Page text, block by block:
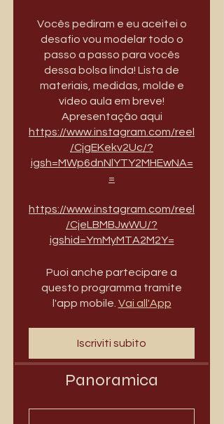
Vocês pediram e eu aceitei o
desafio vou modelar todo o
passo a passo para vocês
dessa bolsa linda! Lista de
materiais, medidas, molde e
vídeo aula em breve!
Apresentação aqui
https://www.instagram.com/reel
/CjgEKekv2Uc/?
igsh=MWp6dnNlYTY2MHEwNA=
=
https://www.instagram.com/reel
/CjeLBMBJwWU/?
igshid=YmMyMTA2M2Y=
Puoi anche partecipare a
questo programma tramite
l'app mobile. Vai all'App
Iscriviti subito
Panoramica